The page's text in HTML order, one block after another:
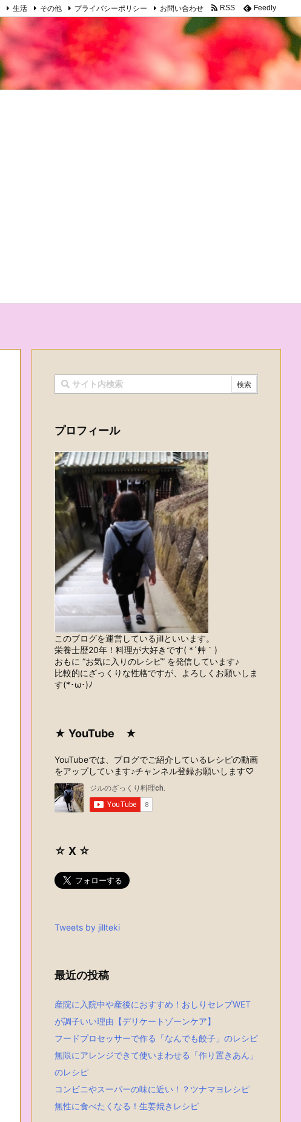
生活 その他 プライバシーポリシー お問い合わせ RSS Feedly
プロフィール
このブログを運営しているjillといいます。
栄養士歴20年！料理が大好きです( *´艸｀)
おもに “お気に入りのレシピ” を発信しています♪
比較的にざっくりな性格ですが、よろしくお願いしま
す(*･ω･)ﾉ
★ YouTube ★
YouTubeでは、ブログでご紹介しているレシピの動画
をアップしています♪チャンネル登録お願いします♡
☆ X ☆
Tweets by jillteki
最近の投稿
産院に入院中や産後におすすめ！おしりセレブWET
が調子いい理由【デリケートゾーンケア】
フードプロセッサーで作る「なんでも餃子」のレシピ
無限にアレンジできて使いまわせる「作り置きあん」
のレシピ
コンビニやスーパーの味に近い！？ツナマヨレシピ
無性に食べたくなる！生姜焼きレシピ